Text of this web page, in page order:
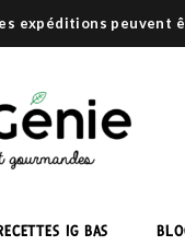
expéditions
IG BAS